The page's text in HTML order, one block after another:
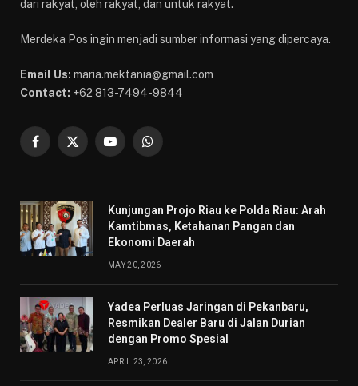
dari rakyat, oleh rakyat, dan untuk rakyat.
Merdeka Pos ingin menjadi sumber informasi yang dipercaya.
Email Us: maria.mektania@gmail.com
Contact: +62 813-7494-9844
Facebook
X
YouTubeWhatsApp
Kunjungan Projo Riau ke Polda Riau: Arah
Kamtibmas, Ketahanan Pangan dan
Ekonomi Daerah
MAY 20, 2026
Yadea Perluas Jaringan di Pekanbaru,
Resmikan Dealer Baru di Jalan Durian
dengan Promo Spesial
APRIL 23, 2026